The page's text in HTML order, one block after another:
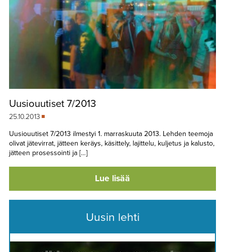
Uusiouutiset 7/2013
25.10.2013
Uusiouutiset 7/2013 ilmestyi 1. marraskuuta 2013. Lehden teemoja
olivat jätevirrat, jätteen keräys, käsittely, lajittelu, kuljetus ja kalusto,
jätteen prosessointi ja […]
Lue lisää
Uusin lehti